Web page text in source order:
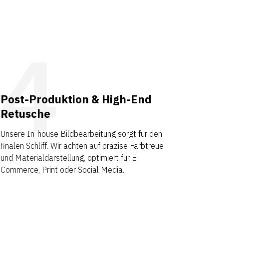
Post-Produktion & High-End
Retusche
Unsere In-house Bildbearbeitung sorgt für den
finalen Schliff. Wir achten auf präzise Farbtreue
und Materialdarstellung, optimiert für E-
Commerce, Print oder Social Media.
04